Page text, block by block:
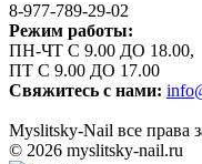
8-977-789-29-02
Режим работы:
ПН-ЧТ С 9.00 ДО 18.00,
ПТ С 9.00 ДО 17.00
Свяжитесь с нами:
Myslitsky-Nail все права
© 2026 myslitsky-nail.ru